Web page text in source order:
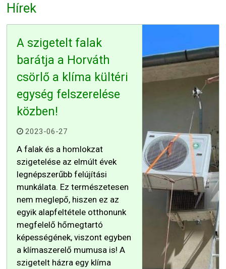
Hírek
A szigetelt falak
barátja a Horváth
csörlő a klíma kültéri
egység felszerelése
közben!
2023-06-27
A falak és a homlokzat
szigetelése az elmúlt évek
legnépszerűbb felújítási
munkálata. Ez természetesen
nem meglepő, hiszen ez az
egyik alapfeltétele otthonunk
megfelelő hőmegtartó
képességének, viszont egyben
a klímaszerelő mumusa is! A
szigetelt házra egy klíma